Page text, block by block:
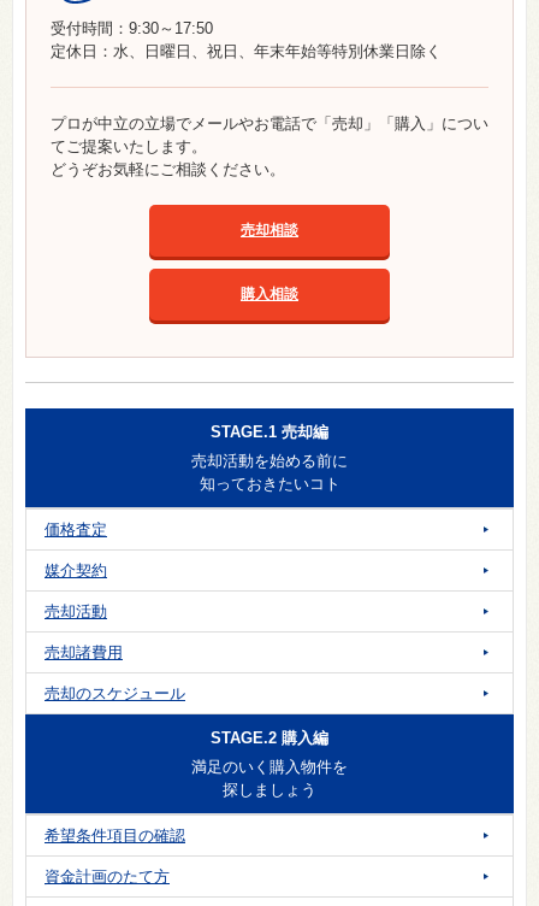
受付時間：9:30～17:50
定休日：水、日曜日、祝日、年末年始等特別休業日除く
プロが中立の立場でメールやお電話で「売却」「購入」につい
てご提案いたします。
どうぞお気軽にご相談ください。
売却相談
購入相談
STAGE.1 売却編
売却活動を始める前に
知っておきたいコト
価格査定
媒介契約
売却活動
売却諸費用
売却のスケジュール
STAGE.2 購入編
満足のいく購入物件を
探しましょう
希望条件項目の確認
資金計画のたて方